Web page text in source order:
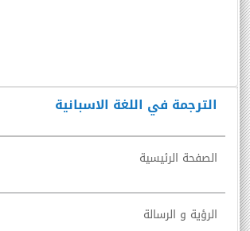
الترجمة في اللغة الاسبانية
الصفحة الرئيسية
الرؤية و الرسالة